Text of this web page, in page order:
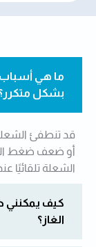
ما هي أسباب
بشكل
قد تنطفئ
أو ضعف ضغط
الشعلة تلقائيًا
كيف يمكنني
الغاز؟